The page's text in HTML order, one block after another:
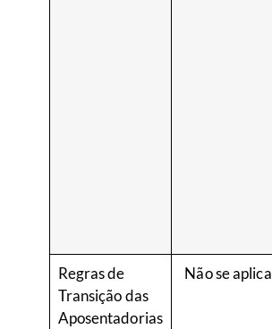
Regras de
Transição das
Aposentadorias
Não se aplica